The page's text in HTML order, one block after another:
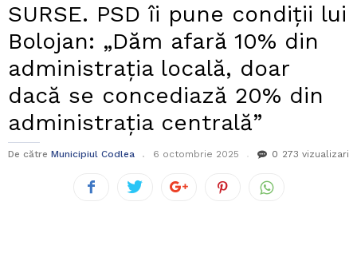
SURSE. PSD îi pune condiții lui
Bolojan: „Dăm afară 10% din
administrația locală, doar
dacă se concediază 20% din
administrația centrală”
De către Municipiul Codlea 6 octombrie 2025 0 273 vizualizari